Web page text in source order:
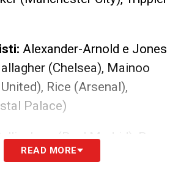
Alexander-Arnold e Jones
(Chelsea), Mainoo
Rice (Arsenal),
Palace)
(Real Madrid), Bowen
(Crystal Palace), Foden e
READ MORE